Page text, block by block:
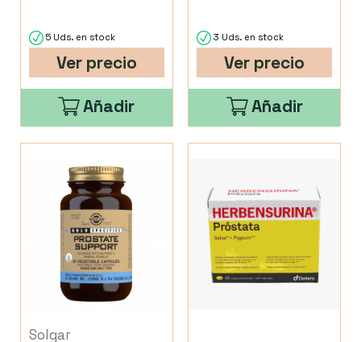
5 Uds. en stock
Ver precio
Añadir
3 Uds. en stock
Ver precio
Añadir
Solgar